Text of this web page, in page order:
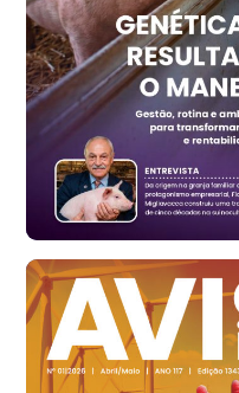
RS
R$ 1.314,40
t
Ovo Vermelho -
Vermelho
R$ 171,15
cx
Santa Maria do Jetibá
R$ 139,43
cx
Ovo Branco - Regional
Recife (PE)